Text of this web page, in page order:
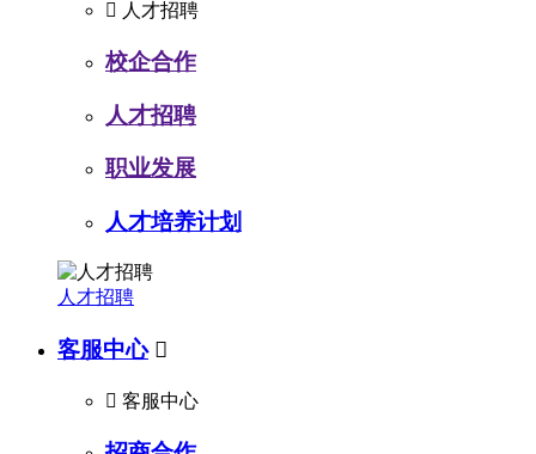
 人才招聘
校企合作
人才招聘
职业发展
人才培养计划
人才招聘
客服中心 
 客服中心